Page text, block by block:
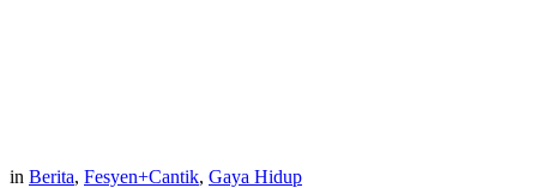
in Berita, Fesyen+Cantik, Gaya Hidup